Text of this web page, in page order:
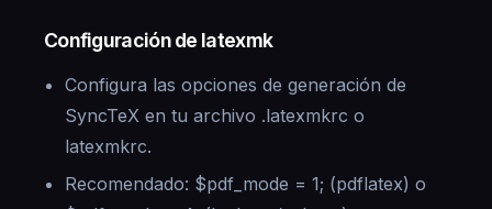
Configuración de latexmk
Configura las opciones de generación de
SyncTeX en tu archivo .latexmkrc o
latexmkrc.
Recomendado: $pdf_mode = 1; (pdflatex) o